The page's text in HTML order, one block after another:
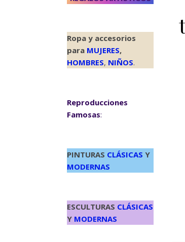
Ropa y accesorios
para MUJERES,
HOMBRES, NIÑOS.
Reproducciones
Famosas:
PINTURAS CLÁSICAS Y
MODERNAS
ESCULTURAS CLÁSICAS
Y MODERNAS